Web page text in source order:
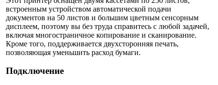
встроенным устройством автоматической подачи
документов на 50 листов и большим цветным сенсорным
дисплеем, поэтому вы без труда справитесь с любой задачей,
включая многостраничное копирование и сканирование.
Кроме того, поддерживается двухсторонняя печать,
позволяющая уменьшить расход бумаги.
Подключение